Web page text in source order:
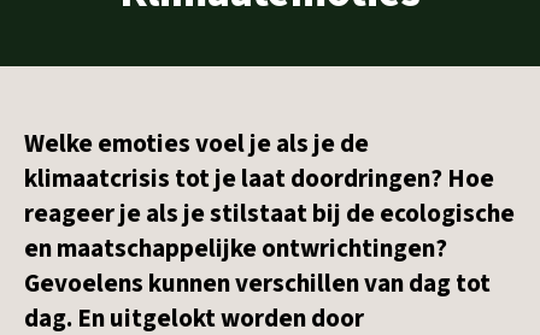
Welke emoties voel je als je de
klimaatcrisis tot je laat doordringen? Hoe
reageer je als je stilstaat bij de ecologische
en maatschappelijke ontwrichtingen?
Gevoelens kunnen verschillen van dag tot
dag. En uitgelokt worden door